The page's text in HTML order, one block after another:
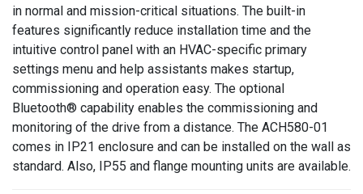
in normal and mission-critical situations. The built-in
features significantly reduce installation time and the
intuitive control panel with an HVAC-specific primary
settings menu and help assistants makes startup,
commissioning and operation easy. The optional
Bluetooth® capability enables the commissioning and
monitoring of the drive from a distance. The ACH580-01
comes in IP21 enclosure and can be installed on the wall as
standard. Also, IP55 and flange mounting units are available.